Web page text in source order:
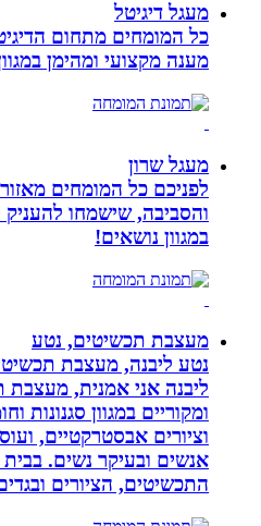
מעגל דיגיטל
כל המומחים מתחום הדיגיטל,
מענה מקצועי ומהימן במגוון
מעגל שרון
לפניכם כל המומחים מאזור
והסביבה, שישמחו להעניק לכם
במגוון נושאים!
מעצבת תכשיטים, נטע
נטע ליבנה, מעצבת תכשיטים,
ליבנה אני אמנית, מעצבת
ומקוריים במגוון סגנונות
וציורים אבסטרקטיים,
אנשים ובעיקר נשים. בבית
התכשיטים, הציורים ובגדים .